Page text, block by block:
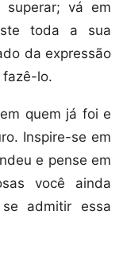
vá em
toda a sua
da expressão
fazê-lo.
quem já foi e
Inspire-se em
e pense em
você ainda
admitir essa